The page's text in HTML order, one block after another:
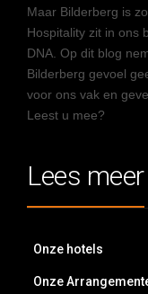
Maar Bilderberg is
Hospitality zit in ons
DNA. Op dit blog
Bilderberg gevoel
voor ons vak en
Leest u mee?
Lees meer
Onze hotels
Onze